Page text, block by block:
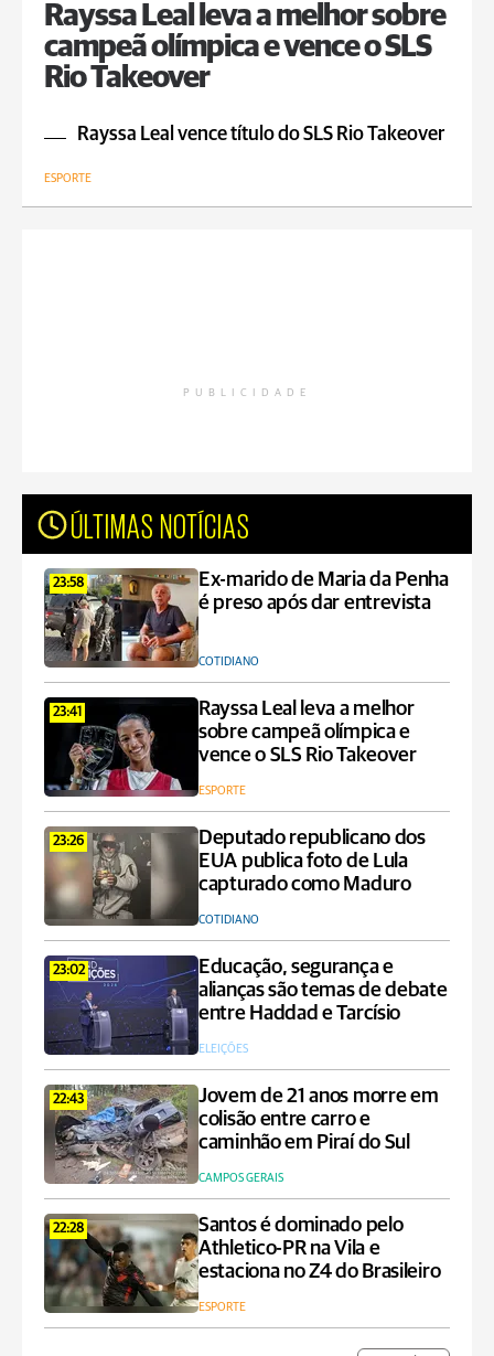
Rayssa Leal leva a melhor sobre
campeã olímpica e vence o SLS
Rio Takeover
Rayssa Leal vence título do SLS Rio Takeover
ESPORTE
PUBLICIDADE
ÚLTIMAS NOTÍCIAS
23:58
Ex-marido de Maria da Penha
é preso após dar entrevista
COTIDIANO
23:41
Rayssa Leal leva a melhor
sobre campeã olímpica e
vence o SLS Rio Takeover
ESPORTE
23:26
Deputado republicano dos
EUA publica foto de Lula
capturado como Maduro
COTIDIANO
23:02
Educação, segurança e
alianças são temas de debate
entre Haddad e Tarcísio
ELEIÇÕES
22:43
Jovem de 21 anos morre em
colisão entre carro e
caminhão em Piraí do Sul
CAMPOS GERAIS
22:28
Santos é dominado pelo
Athletico-PR na Vila e
estaciona no Z4 do Brasileiro
ESPORTE